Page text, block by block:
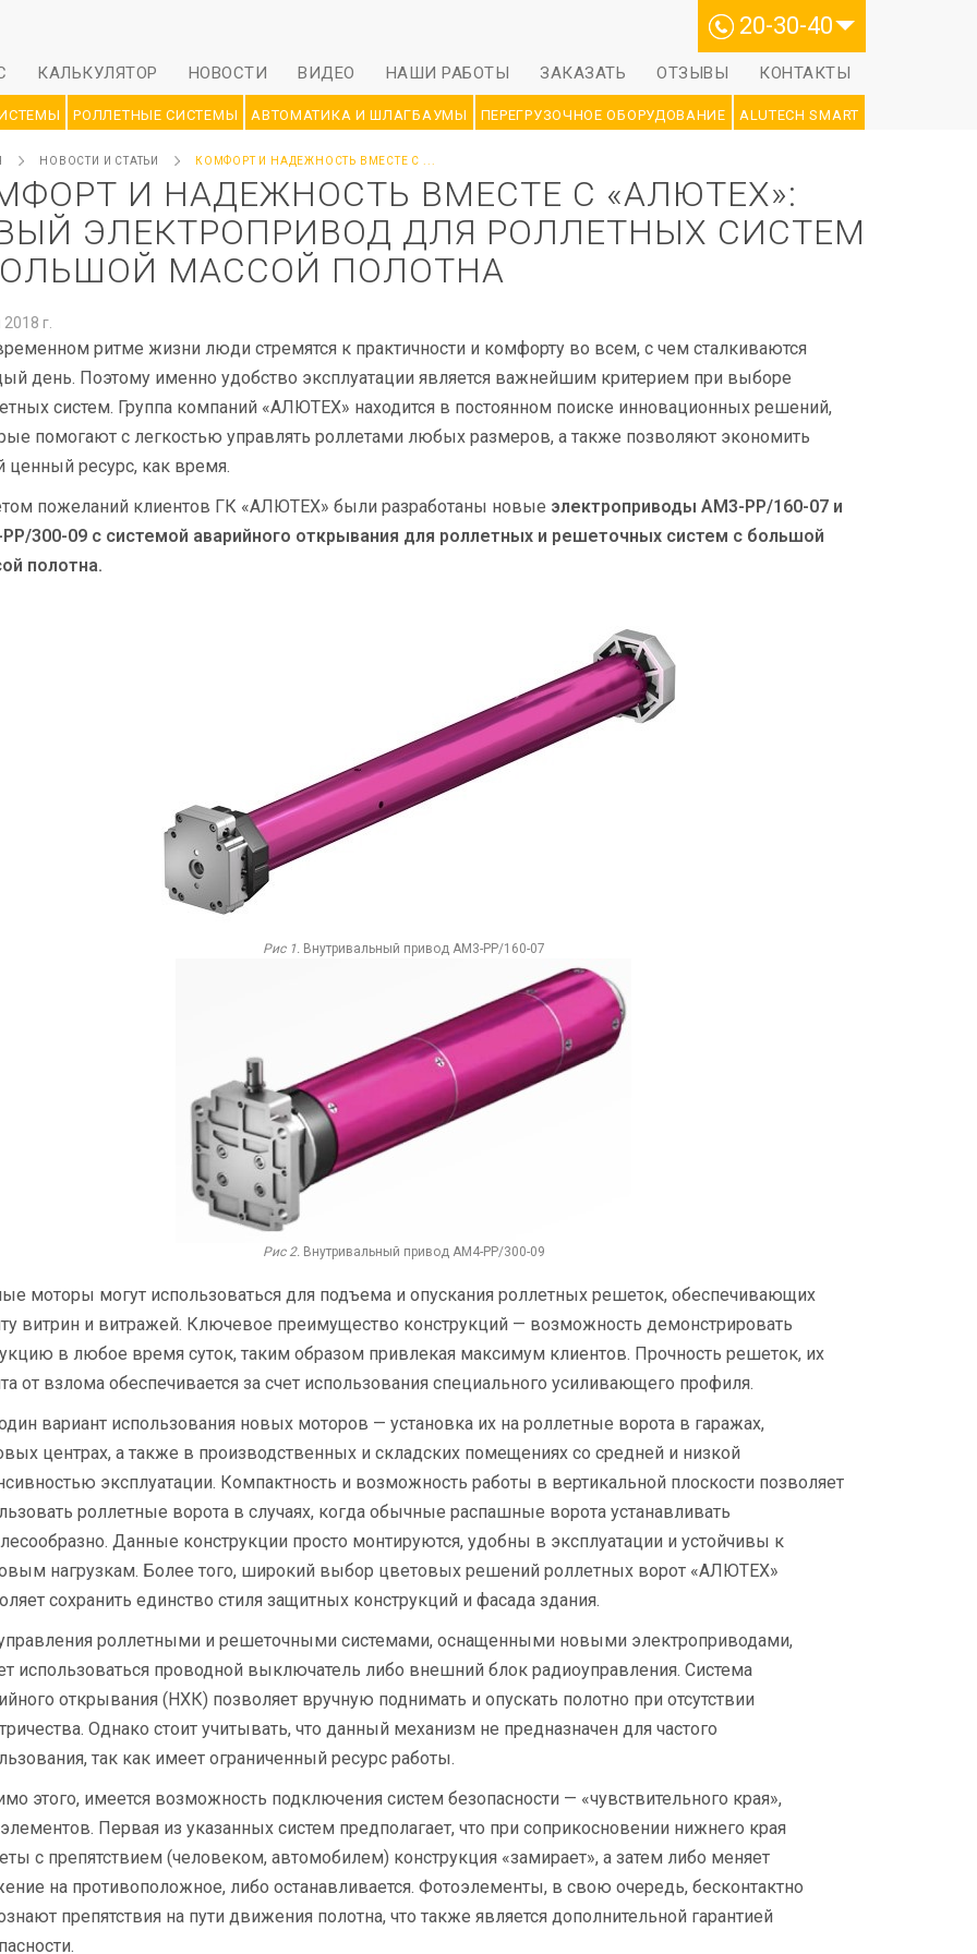
20-30-40
КАЛЬКУЛЯТОР НОВОСТИ ВИДЕО НАШИ РАБОТЫ ЗАКАЗАТЬ ОТЗЫВЫ КОНТАКТЫ
РОЛЛЕТНЫЕ СИСТЕМЫ АВТОМАТИКА И ШЛАГБАУМЫ ПЕРЕГРУЗОЧНОЕ ОБОРУДОВАНИЕ ALUTECH SMART
НОВОСТИ И СТАТЬИ КОМФОРТ И НАДЕЖНОСТЬ ВМЕСТЕ С ...
И НАДЕЖНОСТЬ ВМЕСТЕ С «АЛЮТЕХ»:
ЭЛЕКТРОПРИВОД ДЛЯ РОЛЛЕТНЫХ СИСТЕМ
МАССОЙ ПОЛОТНА
г.
ритме жизни люди стремятся к практичности и комфорту во всем, с чем сталкиваются
день. Поэтому именно удобство эксплуатации является важнейшим критерием при выборе
систем. Группа компаний «АЛЮТЕХ» находится в постоянном поиске инновационных решений,
помогают с легкостью управлять роллетами любых размеров, а также позволяют экономить
ценный ресурс, как время.
пожеланий клиентов ГК «АЛЮТЕХ» были разработаны новые электроприводы АМ3-РР/160-07 и
300-09 с системой аварийного открывания для роллетных и решеточных систем с большой
полотна.
Рис 1. Внутривальный привод АМ3-РР/160-07
Рис 2. Внутривальный привод АМ4-РР/300-09
моторы могут использоваться для подъема и опускания роллетных решеток, обеспечивающих
витрин и витражей. Ключевое преимущество конструкций — возможность демонстрировать
в любое время суток, таким образом привлекая максимум клиентов. Прочность решеток, их
от взлома обеспечивается за счет использования специального усиливающего профиля.
вариант использования новых моторов — установка их на роллетные ворота в гаражах,
центрах, а также в производственных и складских помещениях со средней и низкой
эксплуатации. Компактность и возможность работы в вертикальной плоскости позволяет
роллетные ворота в случаях, когда обычные распашные ворота устанавливать
Данные конструкции просто монтируются, удобны в эксплуатации и устойчивы к
нагрузкам. Более того, широкий выбор цветовых решений роллетных ворот «АЛЮТЕХ»
сохранить единство стиля защитных конструкций и фасада здания.
роллетными и решеточными системами, оснащенными новыми электроприводами,
использоваться проводной выключатель либо внешний блок радиоуправления. Система
открывания (НХК) позволяет вручную поднимать и опускать полотно при отсутствии
Однако стоит учитывать, что данный механизм не предназначен для частого
так как имеет ограниченный ресурс работы.
этого, имеется возможность подключения систем безопасности — «чувствительного края»,
Первая из указанных систем предполагает, что при соприкосновении нижнего края
с препятствием (человеком, автомобилем) конструкция «замирает», а затем либо меняет
на противоположное, либо останавливается. Фотоэлементы, в свою очередь, бесконтактно
препятствия на пути движения полотна, что также является дополнительной гарантией